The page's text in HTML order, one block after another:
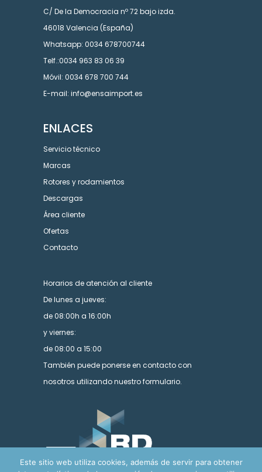
C/ De la Democracia nº 72 bajo izda.
46018 Valencia (España)
Whatsapp: 0034 678700744
Telf.:0034 963 83 06 39
Móvil: 0034 678 700 744
E-mail: info@ensaimport.es
ENLACES
Servicio técnico
Marcas
Rotores y rodamientos
Descargas
Área cliente
Ofertas
Contacto
Horarios de atención al cliente
De lunes a jueves:
de 08:00h a 16:00h
y viernes:
de 08:00 a 15:00
También puede ponerse en contacto con
nosotros utilizando nuestro formulario.
Este sitio web utiliza cookies, además de servir para obtener